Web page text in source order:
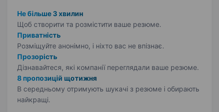
Не більше 3 хвилин
Щоб створити та розмістити ваше резюме.
Приватність
Розміщуйте анонімно, і ніхто вас не впізнає.
Прозорість
Дізнавайтеся, які компанії переглядали ваше резюме.
8 пропозицій щотижня
В середньому отримують шукачі з резюме і обирають
найкращі.